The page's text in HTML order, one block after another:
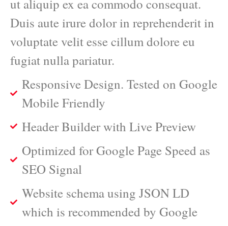
ut aliquip ex ea commodo consequat.
Duis aute irure dolor in reprehenderit in
voluptate velit esse cillum dolore eu
fugiat nulla pariatur.
Responsive Design. Tested on Google
Mobile Friendly
Header Builder with Live Preview
Optimized for Google Page Speed as
SEO Signal
Website schema using JSON LD
which is recommended by Google